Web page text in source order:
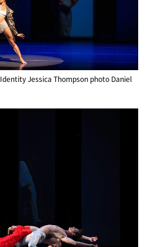
Jessica Thompson photo Daniel